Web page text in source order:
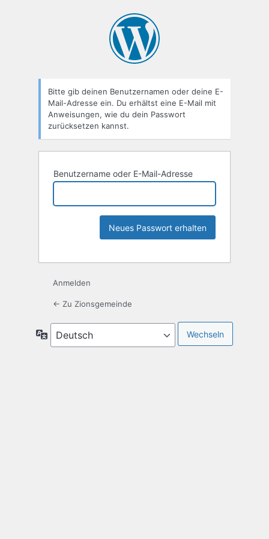
Bitte gib deinen Benutzernamen oder deine E-
Mail-Adresse ein. Du erhältst eine E-Mail mit
Anweisungen, wie du dein Passwort
zurücksetzen kannst.
Benutzername oder E-Mail-Adresse
Anmelden
← Zu Zionsgemeinde
Sprache